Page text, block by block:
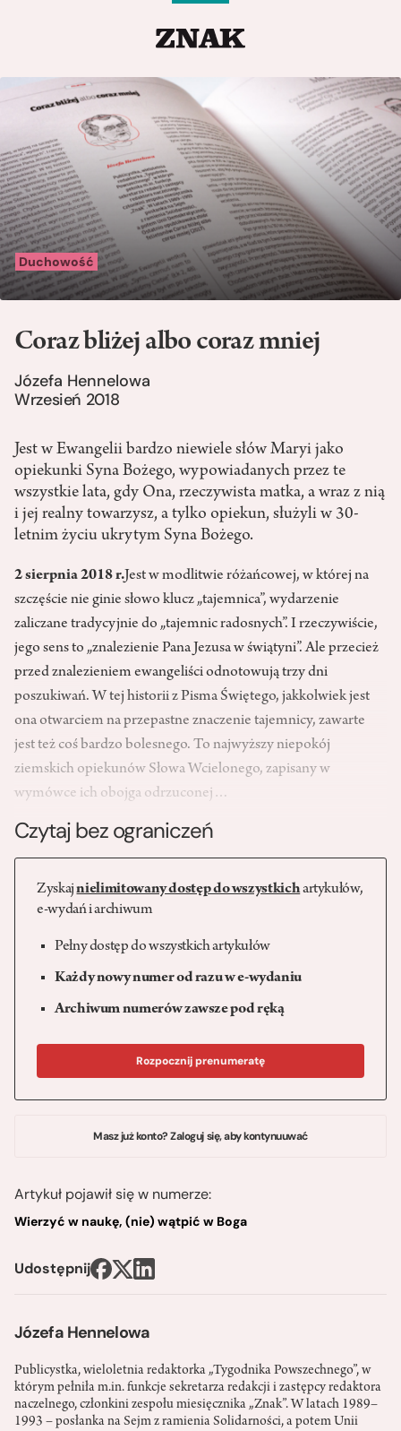
Duchowość
Józefa Hennelowa
Publicystka, wieloletnia redaktorka „Tygodnika Powszechnego”, w
którym pełniła m.in. funkcje sekretarza redakcji i zastępcy redaktora
naczelnego, członkini zespołu miesięcznika „Znak”. W latach 1989–
1993 – posłanka na Sejm z ramienia Solidarności, a potem Unii
Coraz bliżej albo coraz mniej
Józefa Hennelowa
Wrzesień 2018
Jest w Ewangelii bardzo niewiele słów Maryi jako
opiekunki Syna Bożego, wypowiadanych przez te
wszystkie lata, gdy Ona, rzeczywista matka, a wraz z nią
i jej realny towarzysz, a tylko opiekun, służyli w 30-
letnim życiu ukrytym Syna Bożego.
2 sierpnia 2018 r.Jest w modlitwie różańcowej, w której na
szczęście nie ginie słowo klucz „tajemnica”, wydarzenie
zaliczane tradycyjnie do „tajemnic radosnych”. I rzeczywiście,
jego sens to „znalezienie Pana Jezusa w świątyni”. Ale przecież
przed znalezieniem ewangeliści odnotowują trzy dni
poszukiwań. W tej historii z Pisma Świętego, jakkolwiek jest
ona otwarciem na przepastne znaczenie tajemnicy, zawarte
jest też coś bardzo bolesnego. To najwyższy niepokój
ziemskich opiekunów Słowa Wcielonego, zapisany w
wymówce ich obojga odrzuconej…
Czytaj bez ograniczeń
Zyskajnielimitowany dostęp do wszystkichartykułów,
e-wydań i archiwum
Pełny dostęp do wszystkich artykułów
Każdy nowy numer od razu w e-wydaniu
Archiwum numerów zawsze pod ręką
Rozpocznij prenumeratę
Masz już konto? Zaloguj się, aby kontynuuwać
Artykuł pojawił się w numerze:
Wierzyć w naukę, (nie) wątpić w Boga
Udostępnij